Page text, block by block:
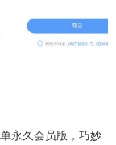
永久会员版，巧妙